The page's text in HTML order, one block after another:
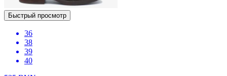
Быстрый просмотр
36
38
39
40